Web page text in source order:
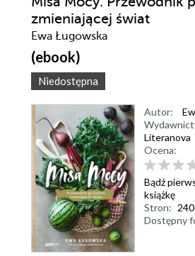
zmieniającej świat
Ewa Ługowska
(ebook)
Niedostępna
Autor:
Literanova
Ocena:
Bądź
książkę
Stron: 240
Dostępny